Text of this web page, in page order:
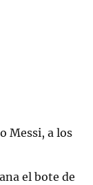
Messi, a los
el bote de